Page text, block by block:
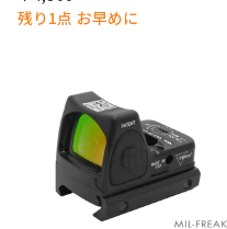
残り1点 お早めに